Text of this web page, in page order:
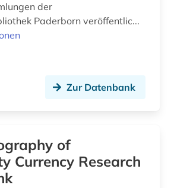
landeskunde (6)
landwirtschaft (1)
der
Paderborn veröffentlic...
Zur Datenbank
of
Currency Research